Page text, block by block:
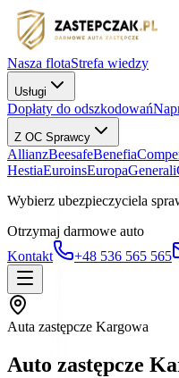
Nasza flotaStrefa wiedzy
Usługi
Dopłaty do odszkodowań
Z OC Sprawcy
AllianzBeesafeBenefia
HestiaEuroinsEuropaGenerali
Wybierz ubezpieczyciela
Otrzymaj darmowe auto
Kontakt
+48 536 565 565
Auta zastępcze Kargowa
Auto zastępcze